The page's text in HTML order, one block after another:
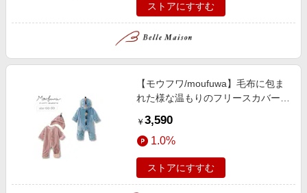
ストアにすすむ
【モウフワ/moufuwa】毛布に包ま
れた様な温もりのフリースカバーオ
￥ 3,590
1.0%
ストアにすすむ